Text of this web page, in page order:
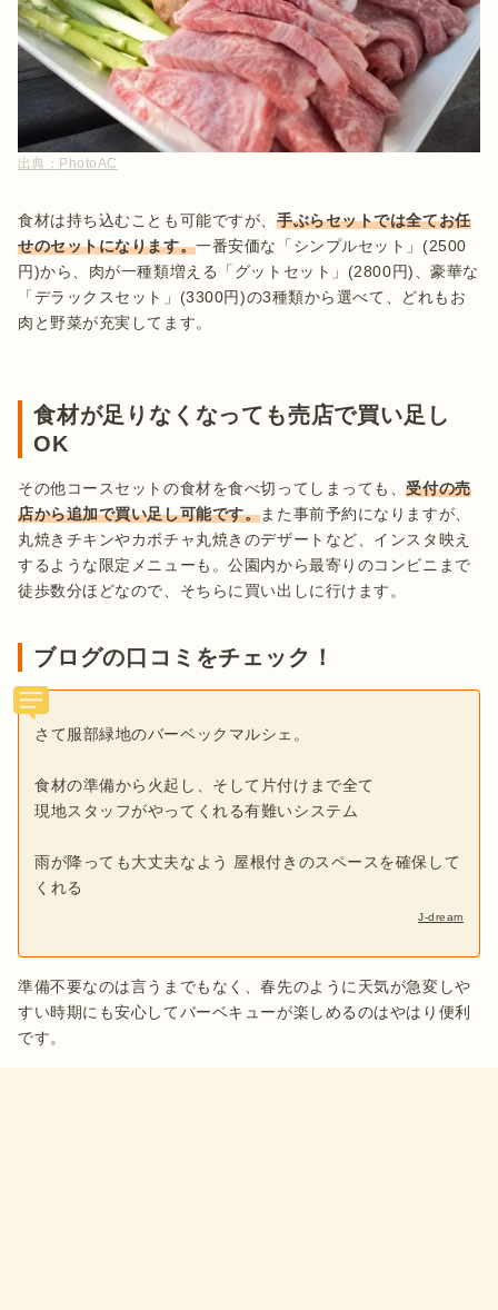
出典： PhotoAC
食材は持ち込むことも可能ですが、 手ぶらセットでは全てお任
せのセットになります。一番安価な「シンプルセット」(2500
円)から、肉が一種類増える「グットセット」(2800円)、豪華な
「デラックスセット」(3300円)の3種類から選べて、どれもお
肉と野菜が充実してます。
食材が足りなくなっても売店で買い足し
OK
その他コースセットの食材を食べ切ってしまっても、受付の売
店から追加で買い足し可能です。また事前予約になりますが、
丸焼きチキンやカボチャ丸焼きのデザートなど、インスタ映え
するような限定メニューも。公園内から最寄りのコンビニまで
徒歩数分ほどなので、そちらに買い出しに行けます。
ブログの口コミをチェック！
さて服部緑地のバーベックマルシェ。
食材の準備から火起し、そして片付けまで全て
現地スタッフがやってくれる有難いシステム
雨が降っても大丈夫なよう 屋根付きのスペースを確保して
くれる
J-dream
準備不要なのは言うまでもなく、春先のように天気が急変しや
すい時期にも安心してバーベキューが楽しめるのはやはり便利
です。